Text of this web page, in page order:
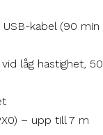
kabel (90 min
låg hastighet, 50
– upp till 7 m